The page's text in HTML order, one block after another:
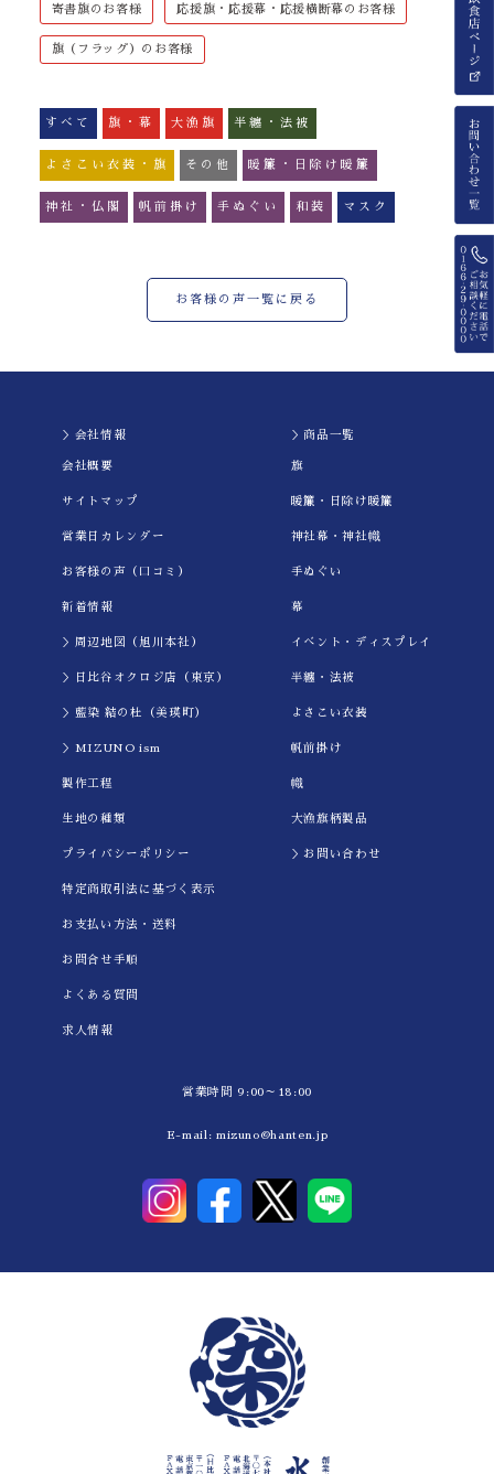
寄書旗のお客様 応援旗・応援幕・応援横断幕のお客様
旗（フラッグ）のお客様
すべて 旗・幕 大漁旗 半纏・法被
よさこい衣装・旗 その他 暖簾・日除け暖簾
神社・仏閣 帆前掛け 手ぬぐい 和装 マスク
お客様の声一覧に戻る
＞会社情報
会社概要
サイトマップ
営業日カレンダー
お客様の声（口コミ）
新着情報
＞周辺地図（旭川本社）
＞日比谷オクロジ店（東京）
＞藍染 結の杜（美瑛町）
＞MIZUNO ism
製作工程
生地の種類
プライバシーポリシー
特定商取引法に基づく表示
お支払い方法・送料
お問合せ手順
よくある質問
求人情報
＞商品一覧
旗
暖簾・日除け暖簾
神社幕・神社幟
手ぬぐい
幕
イべント・ディスプレイ
半纏・法被
よさこい衣装
帆前掛け
幟
大漁旗柄製品
＞お問い合わせ
営業時間 9:00～18:00
E-mail: mizuno@hanten.jp